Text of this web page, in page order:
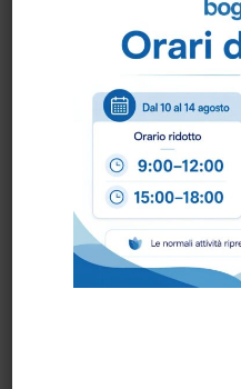
Come
Puoi ordinare
scrivendo una mail a
Per ogni informazione